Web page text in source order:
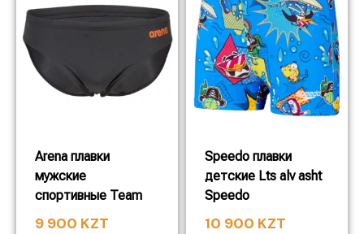
Arena плавки
мужские
спортивные Team
9 900 KZT
Speedo плавки
детские Lts alv asht
Speedo
10 900 KZT